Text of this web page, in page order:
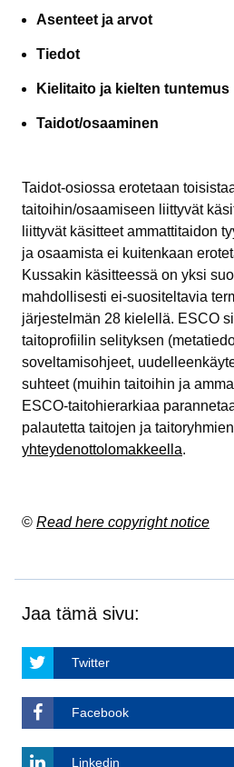
Asenteet ja arvot
Tiedot
Kielitaito ja kielten tuntemus
Taidot/osaaminen
Taidot-osiossa erotetaan
taitoihin/osaamiseen liittyvät
liittyvät käsitteet ammattitaidon
ja osaamista ei kuitenkaan
Kussakin käsitteessä on yksi
mahdollisesti ei-suositeltavia
järjestelmän 28 kielellä. ESCO
taitoprofiilin selityksen
soveltamisohjeet,
suhteet (muihin taitoihin ja
ESCO-taitohierarkiaa
palautetta taitojen ja
yhteydenottolomakkeella.
© Read here copyright notice
Jaa tämä sivu:
Twitter
Facebook
Linkedin